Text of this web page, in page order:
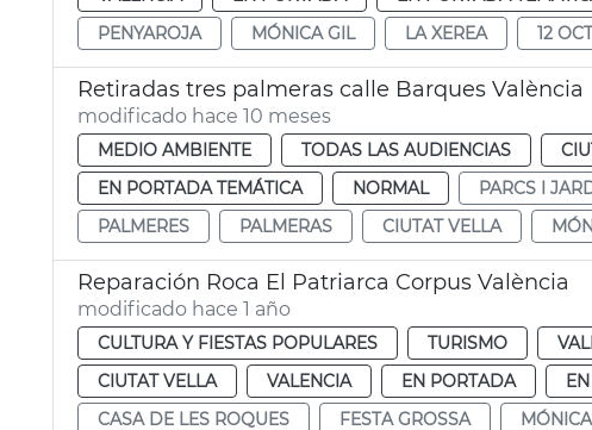
PENYAROJA
MÓNICA GIL LA XEREA 12
Retiradas tres palmeras calle Barques València
modificado hace 10 meses
MEDIO AMBIENTE TODAS LAS AUDIENCIAS
EN PORTADA TEMÁTICA
NORMAL PARCS I
PALMERES
PALMERAS CIUTAT VELLA
Reparación Roca El Patriarca Corpus València
modificado hace 1 año
CULTURA Y FIESTAS POPULARES TURISMO
CIUTAT VELLA
VALENCIA EN PORTADA
CASA DE LES ROQUES
FESTA GROSSA